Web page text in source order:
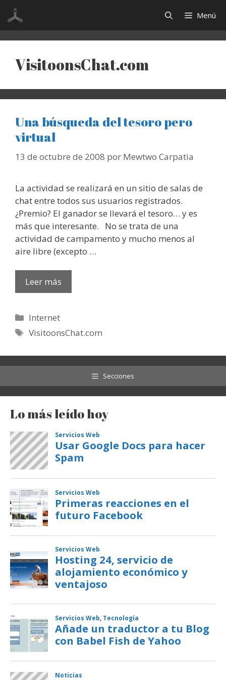
Saltar
contenido
Menú
VisitoonsChat.com
Una búsqueda del tesoro pero
virtual
13 de octubre de 2008 por Mewtwo Carpatia
La actividad se realizará en un sitio de salas de
chat entre todos sus usuarios registrados.
¿Premio? El ganador se llevará el tesoro… y es
más que interesante. No se trata de una
actividad de campamento y mucho menos al
aire libre (excepto …
Leer más
Categorías
Internet
Etiquetas
VisitoonsChat.com
Secciones
Lo más leído hoy